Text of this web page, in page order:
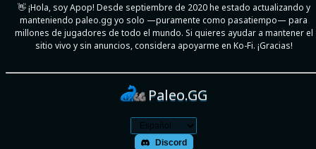
👋 ¡Hola, soy Apop! Desde septiembre de 2020 he estado actualizando y
manteniendo paleo.gg yo solo —puramente como pasatiempo— para
millones de jugadores de todo el mundo. Si quieres ayudar a mantener el
sitio vivo y sin anuncios, considera apoyarme en Ko-Fi. ¡Gracias!
Paleo.GG
Discord